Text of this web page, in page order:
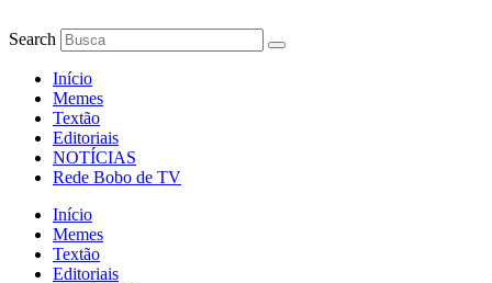
para
conteúdo
Search
Início
Memes
Textão
Editoriais
NOTÍCIAS
Rede Bobo de TV
Início
Memes
Textão
Editoriais